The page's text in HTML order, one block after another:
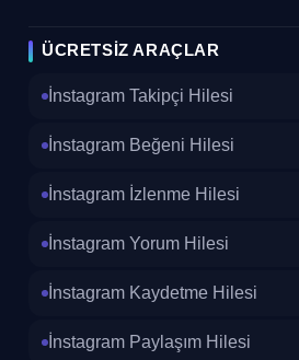
ÜCRETSIZ ARAÇLAR
İnstagram Takipçi Hilesi
İnstagram Beğeni Hilesi
İnstagram İzlenme Hilesi
İnstagram Yorum Hilesi
İnstagram Kaydetme Hilesi
İnstagram Paylaşım Hilesi